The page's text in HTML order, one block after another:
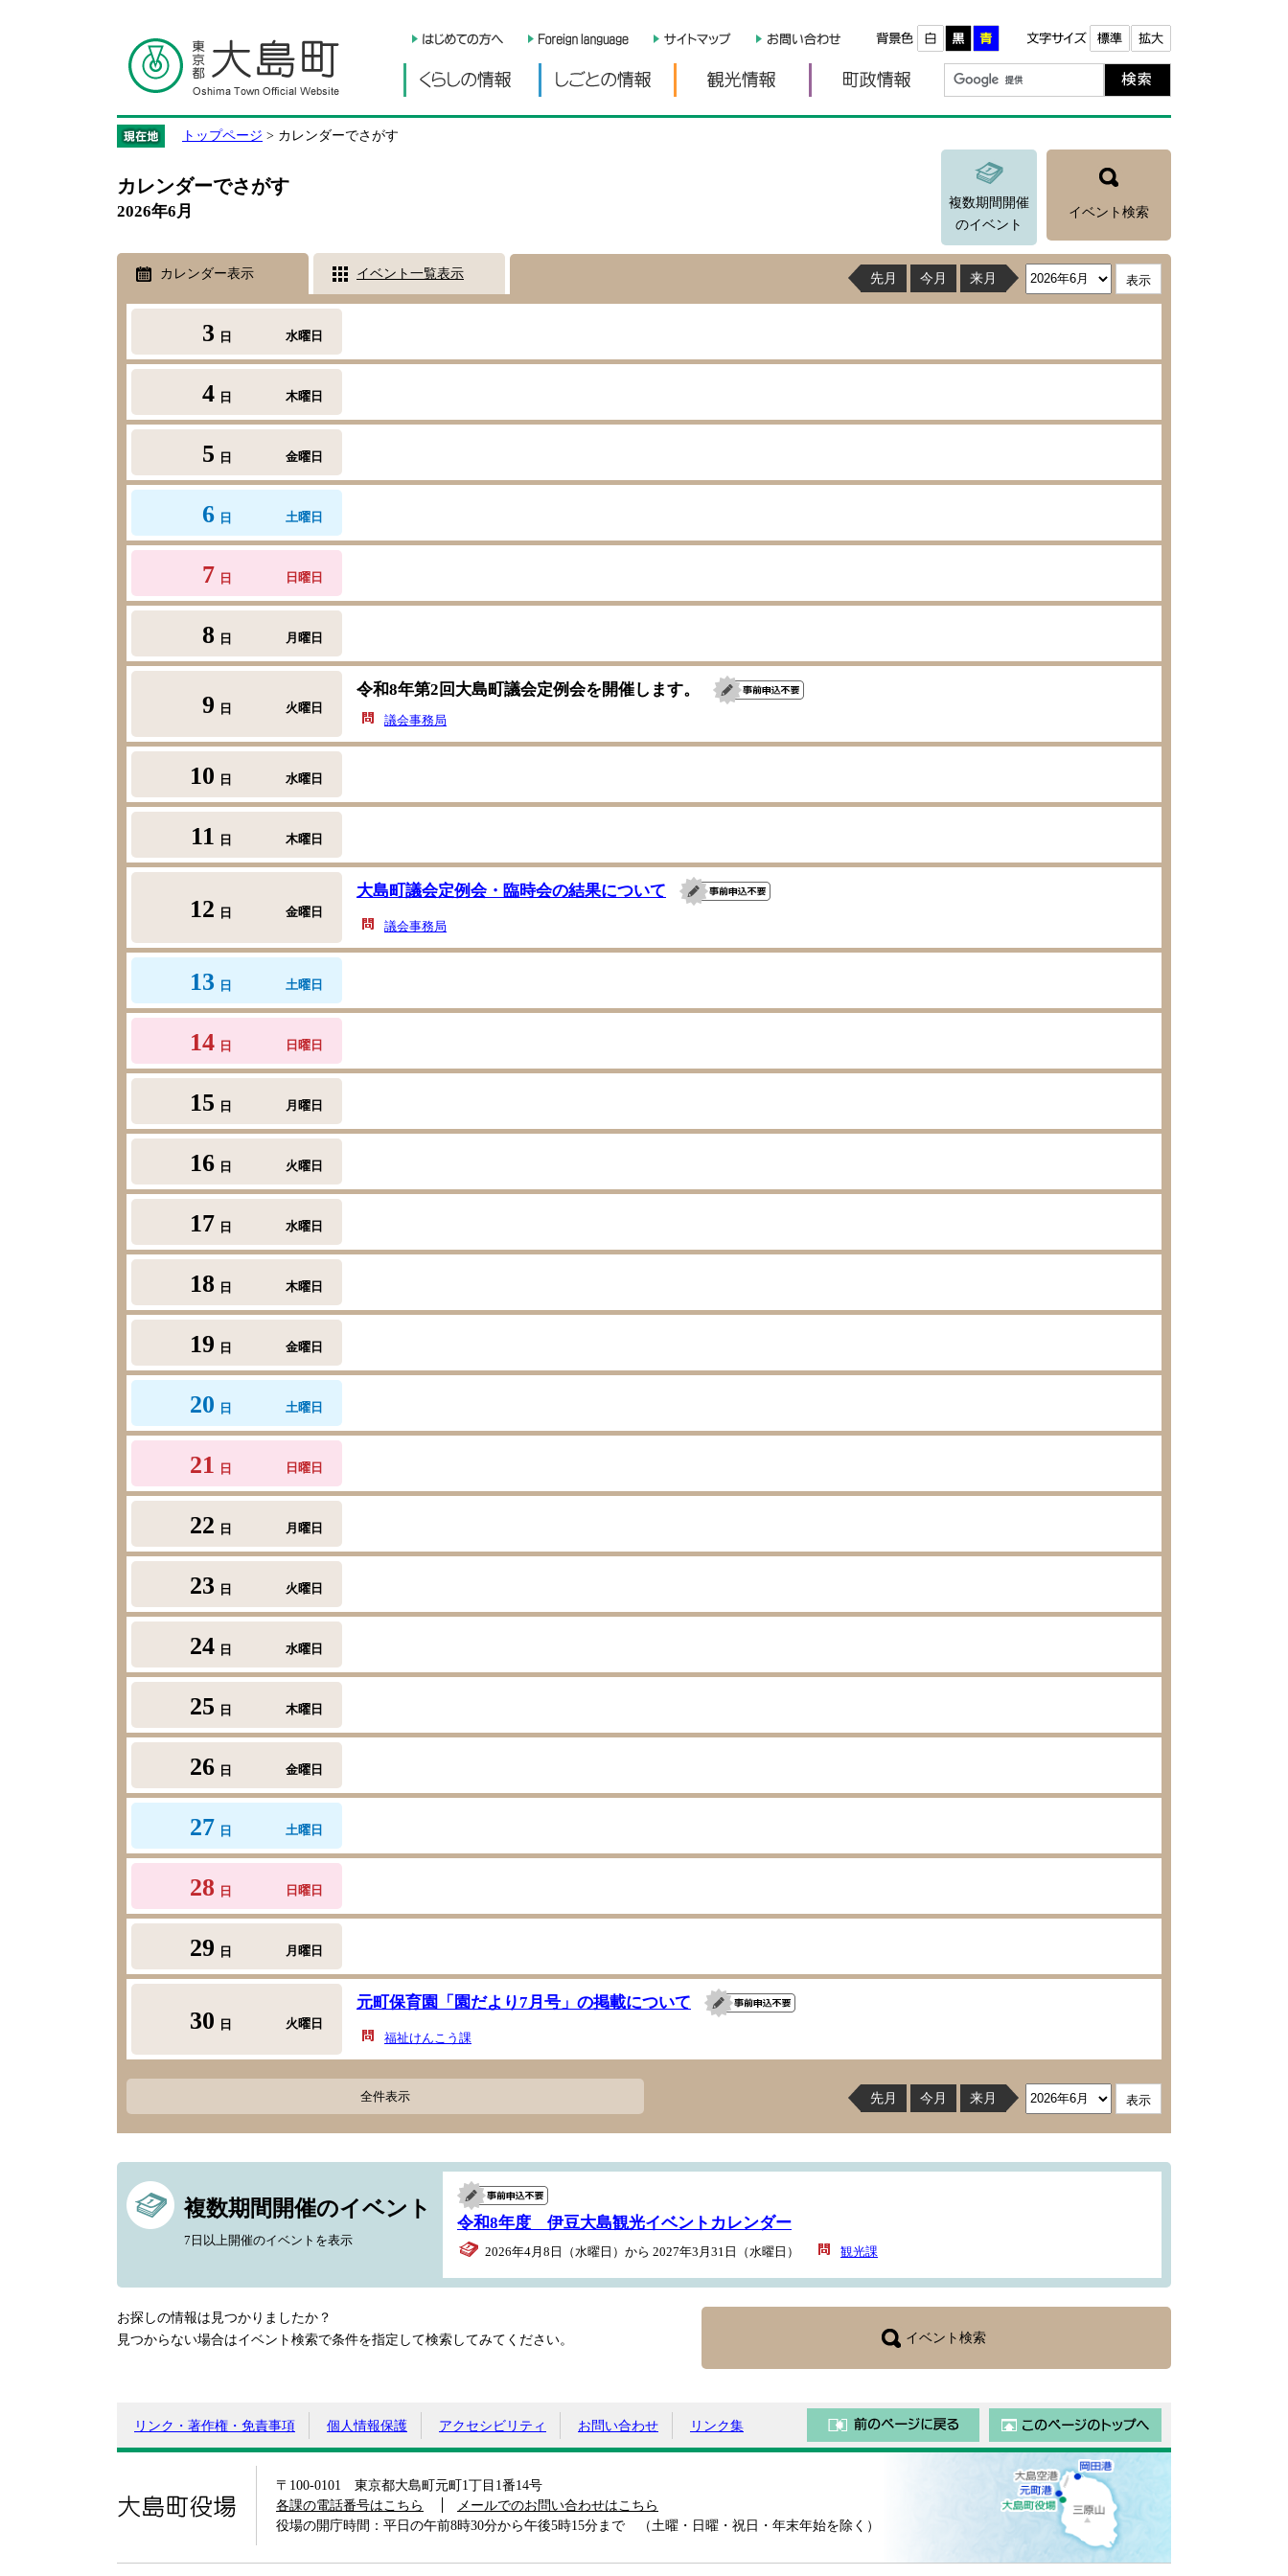
くらしの情報 しごとの情報 観光情報 町政情報
トップページ > カレンダーでさがす
カレンダーでさがす
複数期間開催
のイベント
イベント検索
2026年6月
カレンダー表示 イベント一覧表示 先月 今月 来月
3 日 水曜日
4 日 木曜日
5 日 金曜日
6 日 土曜日
7 日 日曜日
8 日 月曜日
9 日 火曜日
令和8年第2回大島町議会定例会を開催します。
議会事務局
10 日 水曜日
11 日 木曜日
12 日 金曜日
大島町議会定例会・臨時会の結果について
議会事務局
13 日 土曜日
14 日 日曜日
15 日 月曜日
16 日 火曜日
17 日 水曜日
18 日 木曜日
19 日 金曜日
20 日 土曜日
21 日 日曜日
22 日 月曜日
23 日 火曜日
24 日 水曜日
25 日 木曜日
26 日 金曜日
27 日 土曜日
28 日 日曜日
29 日 月曜日
30 日 火曜日
元町保育園「園だより7月号」の掲載について
福祉けんこう課
全件表示 先月 今月 来月
複数期間開催のイベント
7日以上開催のイベントを表示
令和8年度 伊豆大島観光イベントカレンダー
2026年4月8日（水曜日）から 2027年3月31日（水曜日） 観光課
お探しの情報は見つかりましたか？
見つからない場合はイベント検索で条件を指定して検索してみてください。
イベント検索
前のページに戻る
リンク・著作権・免責事項 個人情報保護 アクセシビリティ お問い合わせ リンク集
大島町役場
〒100-0101 東京都大島町元町1丁目1番14号
各課の電話番号はこちら
メールでのお問い合わせはこちら
役場の開庁時間：平日の午前8時30分から午後5時15分まで （土曜・日曜・祝日・年末年始を除く）